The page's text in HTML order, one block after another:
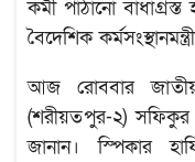
কর্মী পাঠানো
বৈদেশিক
আজ রোববার
(শরীয়তপুর-২) সফিকুর
জানান। স্পিকার